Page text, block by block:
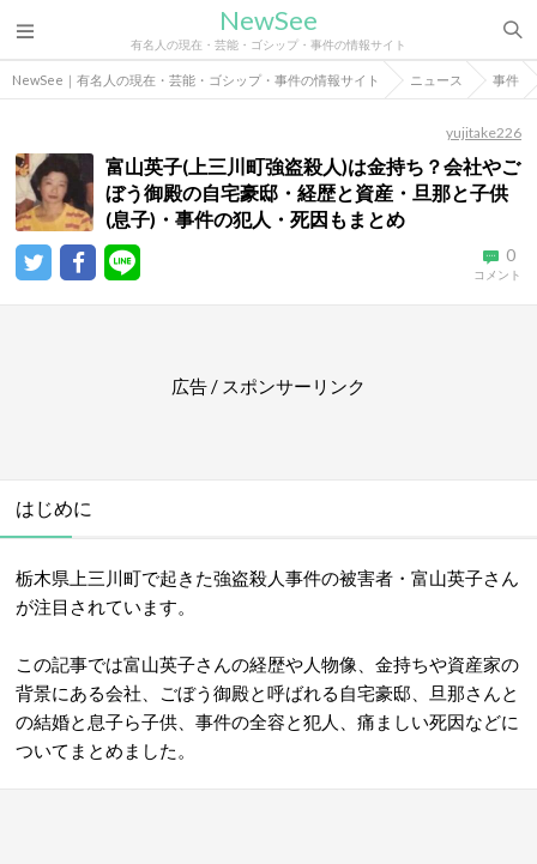
NewSee
有名人の現在・芸能・ゴシップ・事件の情報サイト
NewSee｜有名人の現在・芸能・ゴシップ・事件の情報サイト ニュース 事件
yujitake226
富山英子(上三川町強盗殺人)は金持ち？会社やご
ぼう御殿の自宅豪邸・経歴と資産・旦那と子供
(息子)・事件の犯人・死因もまとめ
0
コメント
広告 / スポンサーリンク
はじめに
栃木県上三川町で起きた強盗殺人事件の被害者・富山英子さん
が注目されています。
この記事では富山英子さんの経歴や人物像、金持ちや資産家の
背景にある会社、ごぼう御殿と呼ばれる自宅豪邸、旦那さんと
の結婚と息子ら子供、事件の全容と犯人、痛ましい死因などに
ついてまとめました。